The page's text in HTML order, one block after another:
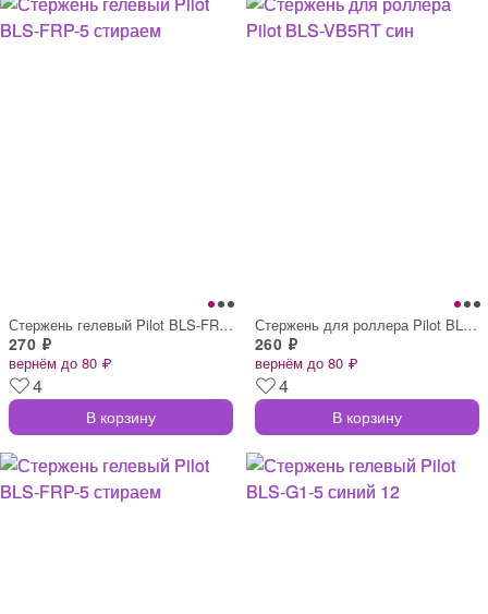
Стержень гелевый Pilot BLS-FRP-5 стираем
270 ₽
вернём до 80 ₽
4
В корзину
Стержень для роллера Pilot BLS-VB5RT син
260 ₽
вернём до 80 ₽
4
В корзину